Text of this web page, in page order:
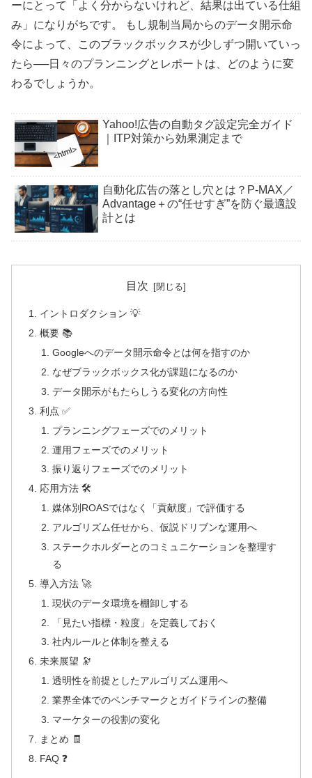
ーにとって「よく分からないけれど、結果は出ている仕組
み」になりがちです。 もし規制当局からのデータ開示命
令によって、このブラックボックスが少しずつ開いていっ
たら──日々のプランニングとレポートは、どのように変
わるでしょうか。
Yahoo!広告の自動タグ設定完全ガイド
｜ITP対策から効果測定まで
自動化広告の落とし穴とは？P-MAX／
Advantage＋の“任せすぎ”を防ぐ最適設
計とは
目次
イントロダクション 💡
概要 📚
Googleへのデータ開示命令とは何を指すのか
なぜブラックボックス化が課題になるのか
データ開示がもたらしうる変化の方向性
利点 ✅
プランニングフェーズでのメリット
運用フェーズでのメリット
振り返りフェーズでのメリット
応用方法 🛠️
媒体別ROASではなく「貢献度」で評価する
アルゴリズム任せから、仮説ドリブンな運用へ
ステークホルダーとのコミュニケーションを整理す
る
導入方法 🚀
現状のデータ環境を棚卸しする
「見たい指標・粒度」を定義しておく
社内ルールと体制を整える
未来展望 🔭
透明性を前提としたアルゴリズム運用へ
業界全体でのベンチマークとガイドラインの整備
マーケターの役割の変化
まとめ 🧾
FAQ ❓